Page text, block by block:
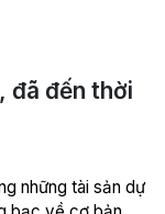
đã đến thời
những tài sản dự